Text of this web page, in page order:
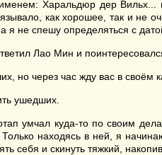
Харальдюр дер Вильх...
как хорошее, так и не
я не спешу определяться с
Лао Мин и
но через час жду вас в своём
ушедших.
умчал куда-то по своим
находясь в ней, я
себя и скинуть тяжкий,